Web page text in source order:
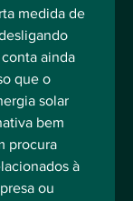
medida de
ainda
que o
solar
bem
procura
à
ou